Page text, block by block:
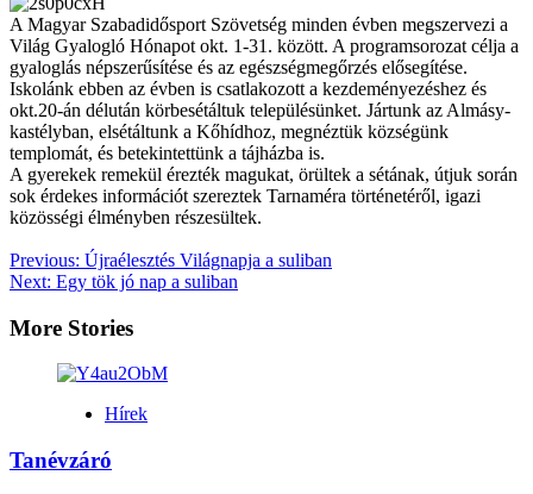
A Magyar Szabadidősport Szövetség minden évben megszervezi a
Világ Gyalogló Hónapot okt. 1-31. között. A programsorozat célja a
gyaloglás népszerűsítése és az egészségmegőrzés elősegítése.
Iskolánk ebben az évben is csatlakozott a kezdeményezéshez és
okt.20-án délután körbesétáltuk településünket. Jártunk az Almásy-
kastélyban, elsétáltunk a Kőhídhoz, megnéztük községünk
templomát, és betekintettünk a tájházba is.
A gyerekek remekül érezték magukat, örültek a sétának, útjuk során
sok érdekes információt szereztek Tarnaméra történetéről, igazi
közösségi élményben részesültek.
Post
navigation
Previous: Újraélesztés Világnapja a suliban
Next: Egy tök jó nap a suliban
More Stories
Hírek
Tanévzáró